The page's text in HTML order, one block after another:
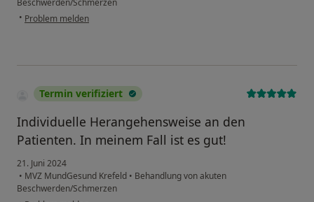
Beschwerden/Schmerzen
• Problem melden
Termin verifiziert
Individuelle Herangehensweise an den
Patienten. In meinem Fall ist es gut!
21. Juni 2024
• MVZ MundGesund Krefeld • Behandlung von akuten
Beschwerden/Schmerzen